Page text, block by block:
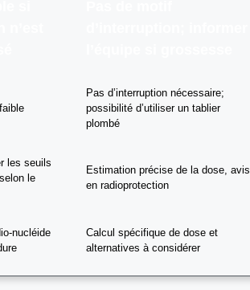
Pas d’interruption nécessaire;
possibilité d’utiliser un tablier
plombé
les seuils
le
Estimation précise de la dose, avis
en radioprotection
Calcul spécifique de dose et
alternatives à considérer